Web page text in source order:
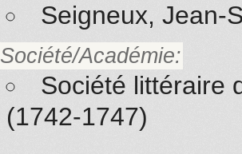
Seigneux, Jean-
Société/Académie:
Société littéraire
(1742-1747)